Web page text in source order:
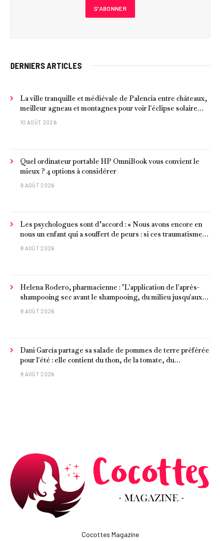
DERNIERS ARTICLES
La ville tranquille et médiévale de Palencia entre châteaux,
meilleur agneau et montagnes pour voir l'éclipse solaire
10 AOÛT 2026
Quel ordinateur portable HP OmniBook vous convient le
mieux ? 4 options à considérer
9 AOÛT 2026
Les psychologues sont d’accord : « Nous avons encore en
nous un enfant qui a souffert de peurs : si ces traumatismes
ne sont pas surmontés, ils continueront à nous affecter dans
9 AOÛT 2026
Helena Rodero, pharmacienne : "L'application de l'après-
shampooing sec avant le shampooing, du milieu jusqu'aux
pointes, est recommandée pour les cheveux délicats et
9 AOÛT 2026
Dani García partage sa salade de pommes de terre préférée
pour l'été : elle contient du thon, de la tomate, du
concombre et de l'œuf
9 AOÛT 2026
Cocottes Magazine